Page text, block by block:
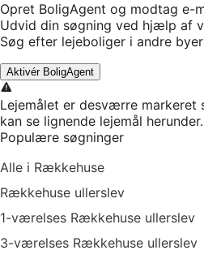
Opret BoligAgent og modtag e-
Udvid din søgning ved hjælp af
Søg efter lejeboliger i andre
Aktivér BoligAgent
Lejemålet er desværre markeret
kan se lignende lejemål herunder.
Populære søgninger
Alle i Rækkehuse
Rækkehuse ullerslev
1-værelses Rækkehuse ullerslev
3-værelses Rækkehuse ullerslev